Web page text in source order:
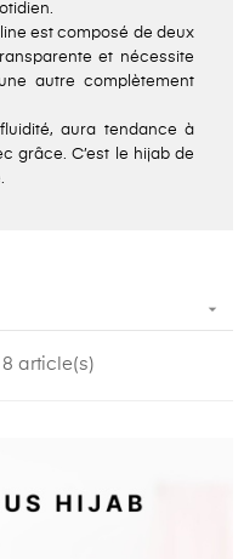
est composé de deux
et nécessite
autre complètement
aura tendance à
grâce. C’est le hijab de

article(s)